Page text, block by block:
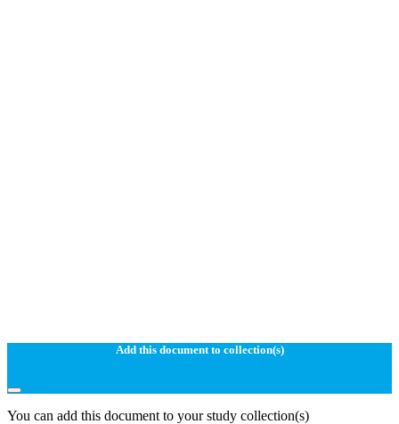
Add this document to collection(s)
You can add this document to your study collection(s)